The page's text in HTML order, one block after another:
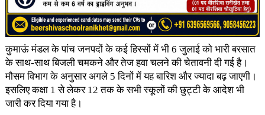
कुमाऊं मंडल के पांच जनपदों के कई हिस्सों में भी 6 जुलाई को भारी बरसात
के साथ-साथ बिजली चमकने और तेज हवा चलने की चेतावनी दी गई है।
मौसम विभाग के अनुसार अगले 5 दिनों में यह बारिश और ज्यादा बढ़ जाएगी।
इसलिए कक्षा 1 से लेकर 12 तक के सभी स्कूलों की छुट्टी के आदेश भी
जारी कर दिया गया है।